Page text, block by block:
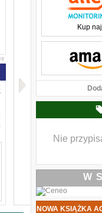
Kup
Nie
W
NOWA KSIĄŻKA